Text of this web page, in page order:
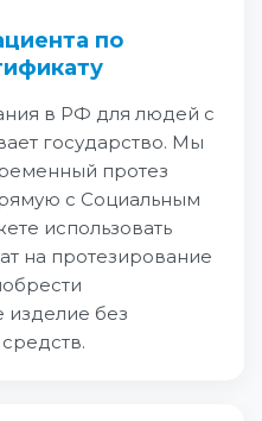
по
в РФ для людей с
государство. Мы
протез
с Социальным
использовать
на протезирование
изделие без